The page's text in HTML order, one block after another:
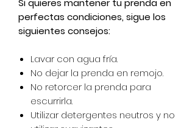
Si quieres mantener tu prenda en
perfectas condiciones, sigue los
siguientes consejos:
Lavar con agua fría.
No dejar la prenda en remojo.
No retorcer la prenda para
escurrirla.
Utilizar detergentes neutros y no